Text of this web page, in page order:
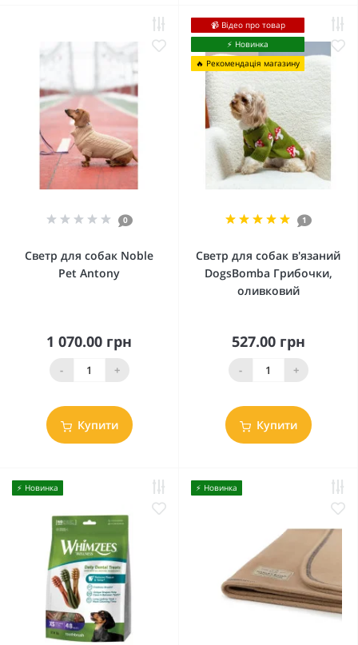
0
Светр для собак Noble
Pet Antony
1 070.00 грн
- +
Купити
📹 Відео про товар
⚡️ Новинка
🔥 Рекомендація магазину
1
Светр для собак в'язаний
DogsBomba Грибочки,
оливковий
527.00 грн
- +
Купити
⚡️ Новинка ⚡️ Новинка